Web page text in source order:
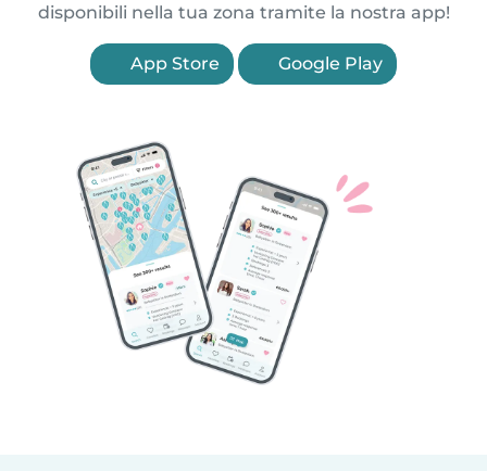
disponibili nella tua zona tramite la nostra app!
App Store Google Play